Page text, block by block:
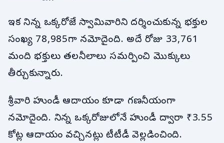
ఇక నిన్న ఒక్కరోజే స్వామివారిని దర్శించుకున్న భక్తుల
సంఖ్య 78,985గా నమోదైంది. అదే రోజు 33,761
మంది భక్తులు తలనీలాలు సమర్పించి మొక్కులు
తీర్చుకున్నారు.
శ్రీవారి హుండీ ఆదాయం కూడా గణనీయంగా
నమోదైంది. నిన్న ఒక్కరోజులోనే హుండీ ద్వారా ₹3.55
కోట్ల ఆదాయం వచ్చినట్లు టీటీడీ వెల్లడించింది.